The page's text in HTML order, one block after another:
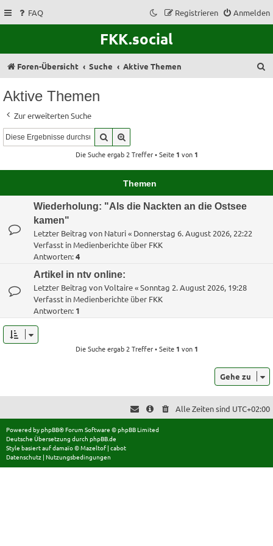
FAQ Anmelden
Registrieren
FKK.social
Foren-Übersicht Suche Aktive Themen
Aktive Themen
Zur erweiterten Suche
Suche
Die Suche ergab 2 Treffer • Seite 1 von 1
Themen
Wiederholung: "Als die Nackten an die Ostsee
kamen"
Letzter Beitrag von Naturi« Donnerstag 6. August 2026, 22:22
Verfasst in Medienberichte über FKK
Antworten:4
Artikel in ntv online:
Letzter Beitrag vonVoltaire«Sonntag 2. August 2026, 19:28
Verfasst in Medienberichte über FKK
Antworten: 1
Die Suche ergab 2 Treffer • Seite 1 von 1
Gehe zu
Alle Zeiten sind UTC+02:00
Powered byphpBB® Forum Software © phpBB Limited
Deutsche Übersetzung durch phpBB.de
Style basiert aufdamaïo ©Mazeltof | cabot
Datenschutz | Nutzungsbedingungen